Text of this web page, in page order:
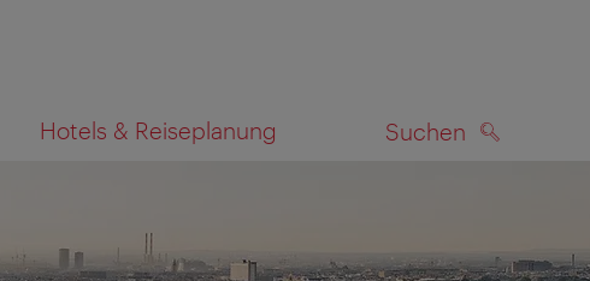
Hotels & Reiseplanung Suchen